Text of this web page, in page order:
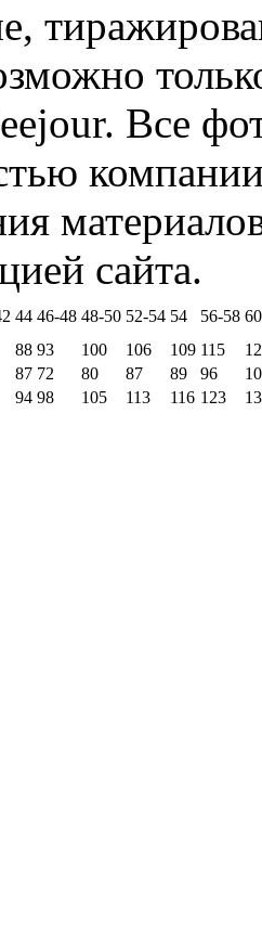
Все
сайта.
44 46-48 48-50 52-54 54 56-58
88 93 100 106 109 115
87 72 80 87 89 96
94 98 105 113 116 123